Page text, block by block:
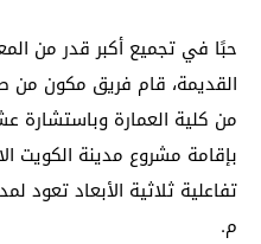
حبًا في تجميع أكبر قدر من
القديمة، قام فريق مكون من
من كلية العمارة وباستشارة
بإقامة مشروع مدينة الكويت
م.